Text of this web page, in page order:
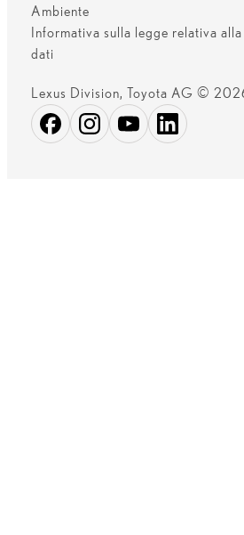
Ambiente
Informativa sulla legge relativa
dati
Lexus Division, Toyota AG ©